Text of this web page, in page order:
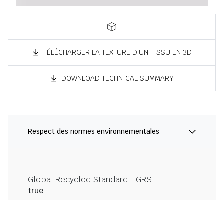
TÉLÉCHARGER LA TEXTURE D'UN TISSU EN 3D
DOWNLOAD TECHNICAL SUMMARY
Respect des normes environnementales
Global Recycled Standard - GRS
true